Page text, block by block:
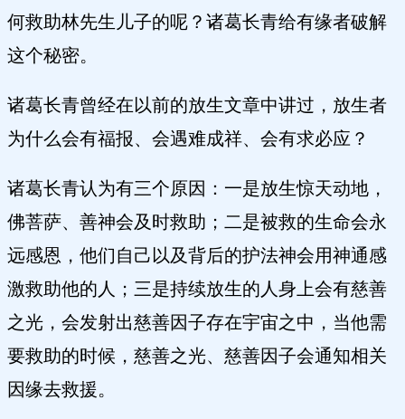
何救助林先生儿子的呢？诸葛长青给有缘者破解
这个秘密。
诸葛长青曾经在以前的放生文章中讲过，放生者
为什么会有福报、会遇难成祥、会有求必应？
诸葛长青认为有三个原因：一是放生惊天动地，
佛菩萨、善神会及时救助；二是被救的生命会永
远感恩，他们自己以及背后的护法神会用神通感
激救助他的人；三是持续放生的人身上会有慈善
之光，会发射出慈善因子存在宇宙之中，当他需
要救助的时候，慈善之光、慈善因子会通知相关
因缘去救援。